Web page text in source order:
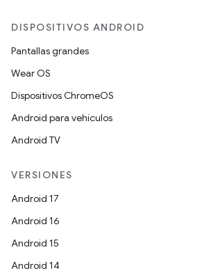
DISPOSITIVOS ANDROID
Pantallas grandes
Wear OS
Dispositivos ChromeOS
Android para vehículos
Android TV
VERSIONES
Android 17
Android 16
Android 15
Android 14